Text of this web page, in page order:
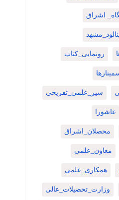
اشراق
رونمایی_کتاب
سیر_علمی_تفریحی
عاشورا
محصلان_اشراق
معاون_علمی
همکاری_علمی
وزارت_تحصیلات_عالی